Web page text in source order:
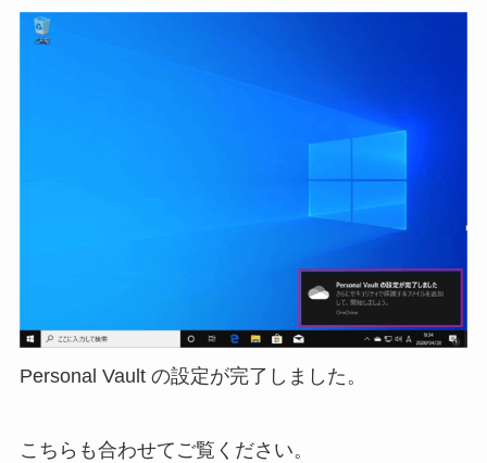
Personal Vault の設定が完了しました。
こちらも合わせてご覧ください。